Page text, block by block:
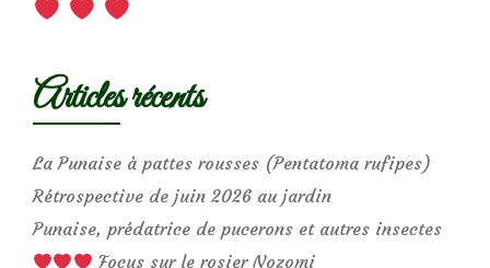
Articles récents
La Punaise à pattes rousses (Pentatoma rufipes)
Rétrospective de juin 2026 au jardin
Punaise, prédatrice de pucerons et autres insectes
Focus sur le rosier Nozomi